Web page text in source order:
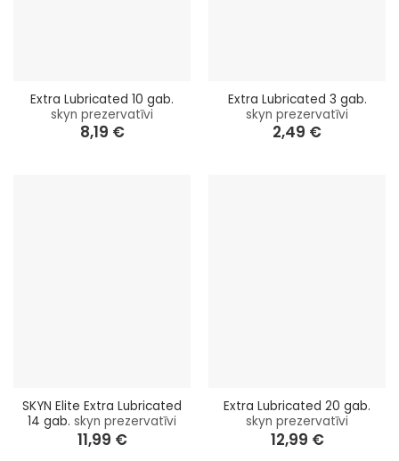
Extra Lubricated 10 gab.
skyn prezervatīvi
8,19 €
Extra Lubricated 3 gab.
skyn prezervatīvi
2,49 €
SKYN Elite Extra Lubricated
14 gab. skyn prezervatīvi
11,99 €
Extra Lubricated 20 gab.
skyn prezervatīvi
12,99 €